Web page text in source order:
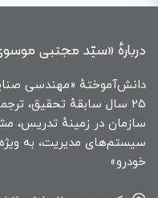
دربارهٔ «سیّد مجتبی
دانش‌آموختهٔ «مهندسی
۲۵ سال سابقهٔ تحقیق،
سازمان در زمینهٔ تدریس،
سیستم‌های مدیریت، به
خودرو»